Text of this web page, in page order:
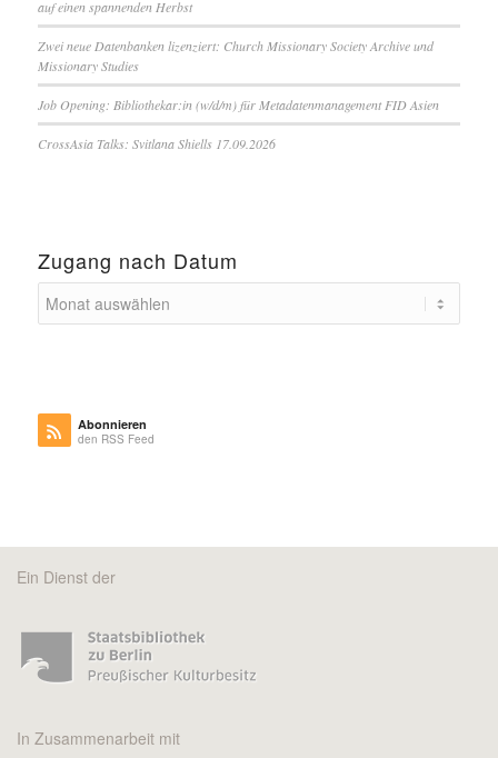
auf einen spannenden Herbst
Zwei neue Datenbanken lizenziert: Church Missionary Society Archive und
Missionary Studies
Job Opening: Bibliothekar:in (w/d/m) für Metadatenmanagement FID Asien
CrossAsia Talks: Svitlana Shiells 17.09.2026
Zugang nach Datum
Abonnieren
den RSS Feed
Ein Dienst der
In Zusammenarbeit mit